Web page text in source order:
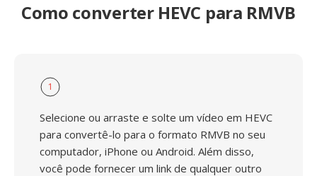
Como converter HEVC para RMVB
1
Selecione ou arraste e solte um vídeo em HEVC
para convertê-lo para o formato RMVB no seu
computador, iPhone ou Android. Além disso,
você pode fornecer um link de qualquer outro